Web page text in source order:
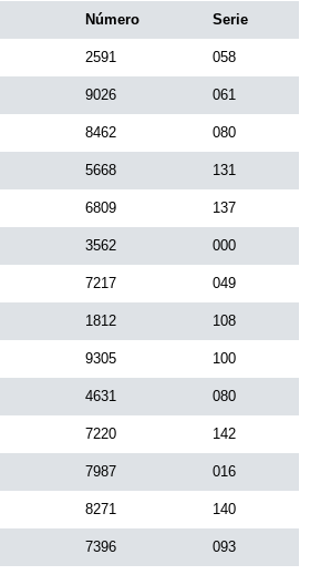
Número Serie
2591 058
9026 061
8462 080
5668 131
6809 137
3562 000
7217 049
1812 108
9305 100
4631 080
7220 142
7987 016
8271 140
7396 093